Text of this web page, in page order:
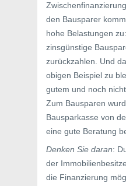
den Bausparer
hohe Belastungen
zinsgünstige
zurückzahlen. Und
obigen Beispiel zu
gutem und noch
Zum Bausparen
Bausparkasse von
eine gute Beratung
Denken Sie daran:
der
die Finanzierung